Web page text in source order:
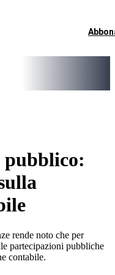
pubblico:
rende noto che per
partecipazioni pubbliche
contabile.